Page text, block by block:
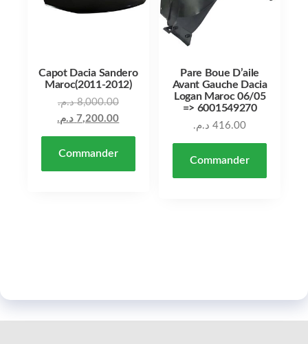
Capot Dacia Sandero
Maroc(2011-2012)
8,000.00 د.م.
Le prix initial était : 8,000.00 د.م..
7,200.00 د.م.
Commander
Pare Boue D’aile
Avant Gauche Dacia
Logan Maroc 06/05
=> 6001549270
416.00 د.م.
Commander